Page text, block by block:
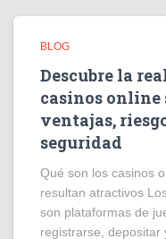
BLOG
Descubre la
casinos
ventajas,
seguridad
Qué son los casinos
resultan atractivos
son plataformas de
registrarse, depositar